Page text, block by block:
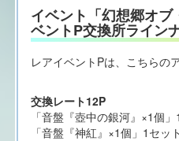
イベント「幻想郷オ
ベントP交換所ライン
レアイベントPは、こちらの
交換レート12P
「音盤『壺中の銀河』×1個」
「音盤『神紅』×1個」1セット